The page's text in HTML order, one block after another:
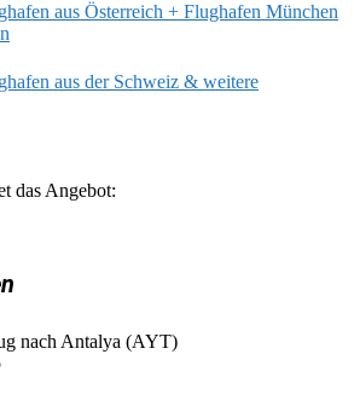
aus Österreich + Flughafen München
aus der Schweiz & weitere
das Angebot:
nach Antalya (AYT)